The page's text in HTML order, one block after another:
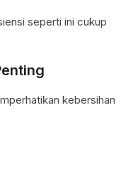
seperti ini cukup
kebersihan